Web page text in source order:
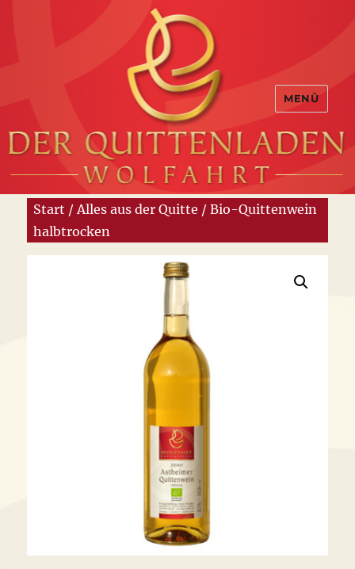
MENÜ
Start / Alles aus der Quitte / Bio-Quittenwein
halbtrocken